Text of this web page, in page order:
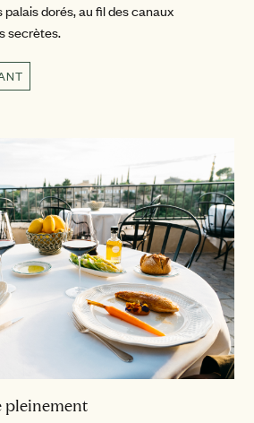
palais dorés, au fil des canaux
secrètes.
pleinement